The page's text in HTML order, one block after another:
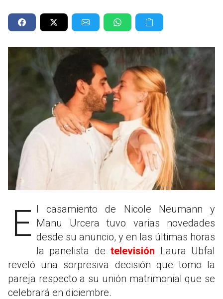
El casamiento de Nicole Neumann y Manu Urcera tuvo varias novedades
desde su anuncio, y en las últimas horas
la panelista detelevisión Laura Ubfal
reveló una sorpresiva decisión que tomo la
pareja respecto a su unión matrimonial que se
celebrará en diciembre.